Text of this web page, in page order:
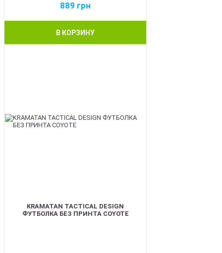
889 грн
В КОРЗИНУ
KRAMATAN TACTICAL DESIGN
ФУТБОЛКА БЕЗ ПРИНТА COYOTE